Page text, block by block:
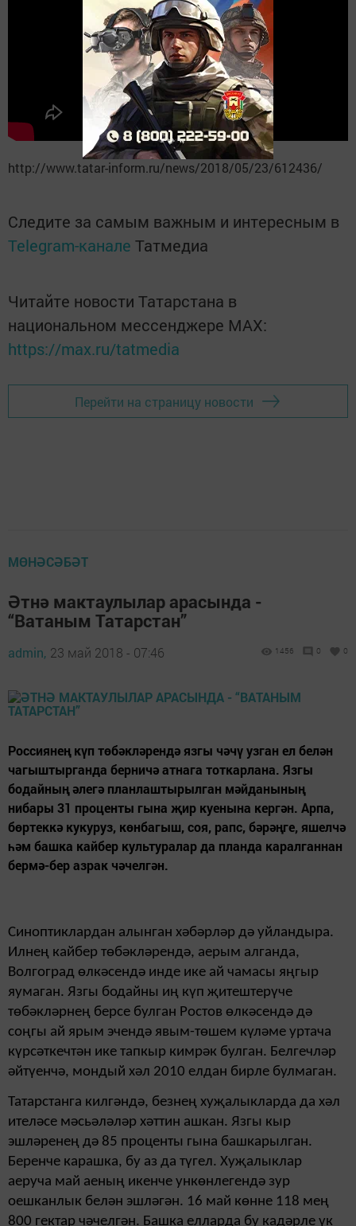
http://www.tatar-inform.ru/news/2018/05/23/612436/
Следите за самым важным и интересным в
Telegram-канале Татмедиа
Читайте новости Татарстана в
национальном мессенджере MАХ:
https://max.ru/tatmedia
Перейти на страницу новости
МӨНӘСӘБӘТ
Әтнә мактаулылар арасында -
“Ватаным Татарстан”
admin, 23 май 2018 - 07:46 1456 0 0
Россиянең күп төбәк­ләрендә язгы чәчү узган ел белән
чагыштырганда берничә атнага тоткарлана. Язгы
бодайның әлегә планлаштырылган мәйданының
нибары 31 проценты гына җир куенына кергән. Арпа,
бөртеккә кукуруз, көнбагыш, соя, рапс, бәрәңге, яшелчә
һәм башка кайбер культуралар да планда каралганнан
бермә-бер азрак чәчелгән.
Синоптиклардан алынган хәбәрләр дә уйландыра.
Илнең кайбер төбәкләрендә, аерым алганда,
Волгоград өлкәсендә инде ике ай чамасы яңгыр
яумаган. Язгы бодайны иң күп җитештерүче
төбәкләрнең берсе булган Рос­тов өлкәсендә дә
соңгы ай ярым эчендә явым-төшем күләме уртача
күрсәткечтән ике тапкыр кимрәк булган. Белгечләр
әйтүенчә, мондый хәл 2010 елдан бирле булмаган.
Татарстанга килгәндә, безнең хуҗалыкларда да хәл
ителәсе мәсьәләләр хәттин ашкан. Язгы кыр
эшләренең дә 85 проценты гына башкарылган.
Беренче карашка, бу аз да түгел. Хуҗалыклар
аеруча май аеның икенче ункөнлегендә зур
оешканлык белән эшләгән. 16 май көнне 118 мең
800 гектар чәчелгән. Башка елларда бу кадәрле үк